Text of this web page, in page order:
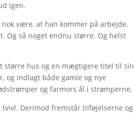
igen.
være, at han kommer på arbejde.
Og så noget endnu større. Og helst
større hus og en mægtigere titel til sin
og indlagt både gamle og nye
og farmors ål i strømperne.
Derimod fremstår tilføjelserne og